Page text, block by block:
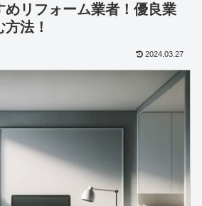
めリフォーム業者！優良業
法！
2024.03.27